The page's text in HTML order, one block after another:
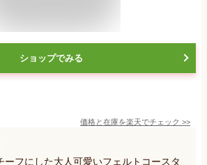
ショップでみる
価格と在庫を楽天でチェック >>
ーフにした大人可愛いフェルトコースタ